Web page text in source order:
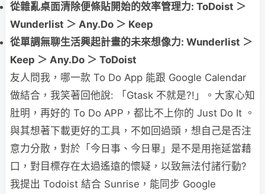
從雜亂桌面清除便條貼開始的效率管理力: ToDoist ＞
Wunderlist ＞ Any.Do ＞ Keep
從單調無聊生活興起計畫的未來想像力: Wunderlist ＞
Keep ＞ Any.Do ＞ ToDoist
友人問我，哪一款 To Do App 能跟 Google Calendar
做結合，我笑著回他說: 「Gtask 不就是?!」。大家心知
肚明，再好的 To Do APP，都比不上你的 Just Do It 。
與其想著下載更好的工具，不如回過頭，想自己是否注
意力分散，對於「今日事、今日畢」是不是用拖延當藉
口，對目標存在太過遙遠的懷疑，以致無法付諸行動?
我提出 Todoist 結合 Sunrise，能同步 Google